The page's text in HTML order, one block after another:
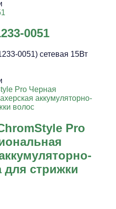
0051
0051) сетевая 15Вт
Pro
для стрижки